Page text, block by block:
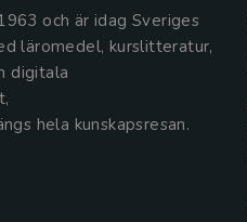
och är idag Sveriges
läromedel, kurslitteratur,
digitala
hela kunskapsresan.